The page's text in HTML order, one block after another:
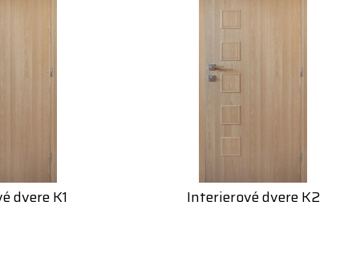
dvere K1 Interierové dvere K2